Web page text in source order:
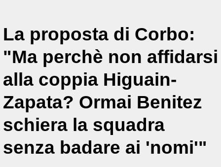
La proposta di Corbo:
"Ma perchè non affidarsi
alla coppia Higuain-
Zapata? Ormai Benitez
schiera la squadra
senza badare ai 'nomi'"